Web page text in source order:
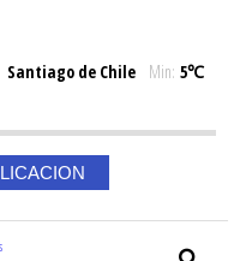
Santiago de Chile Min: 5℃